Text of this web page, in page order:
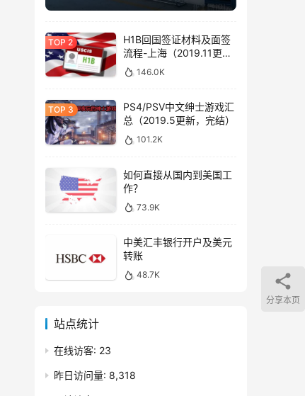
H1B回国签证材料及面签
流程-上海（2019.11更
新）146.0K
PS4/PSV中文绅士游戏汇
总（2019.5更新，完结）
101.2K
如何直接从国内到美国工
作？
73.9K
中美汇丰银行开户及美元
转账
48.7K
站点统计
在线访客: 23
昨日访问量: 8,318
分享本页